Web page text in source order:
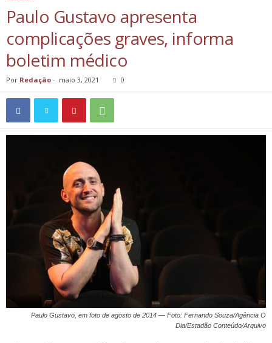
Paulo Gustavo apresenta
complicações graves, informa
boletim médico
Por Redação - maio 3, 2021 0
Paulo Gustavo, em foto de agosto de 2014 — Foto: Fernando Souza/Agência O
Dia/Estadão Conteúdo/Arquivo